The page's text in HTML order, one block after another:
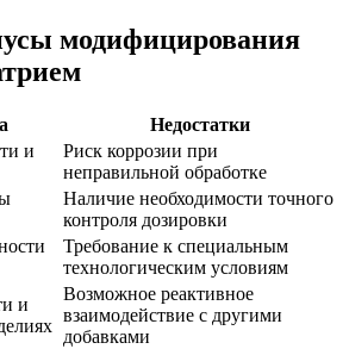
модифицирования
Недостатки
и
Риск коррозии при
неправильной обработке
Наличие необходимости точного
контроля дозировки
Требование к специальным
технологическим условиям
и
Возможное реактивное
взаимодействие с другими
добавками